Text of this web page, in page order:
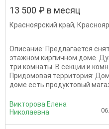
13 500 ₽ в месяц
Красноярский край,
Описание: Предлагается
этажном кирпичном доме.
три комнаты. В секции и
Придомовая территория:
доме есть продуктовый
Викторова Елена
Николаевна